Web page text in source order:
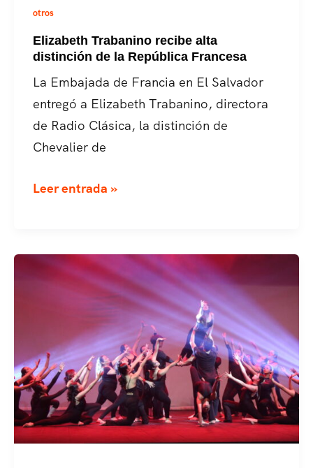
otros
Elizabeth Trabanino recibe alta
distinción de la República Francesa
La Embajada de Francia en El Salvador
entregó a Elizabeth Trabanino, directora
de Radio Clásica, la distinción de
Chevalier de
Elizabeth
alta
distinción de
Francesa
Leer entrada »